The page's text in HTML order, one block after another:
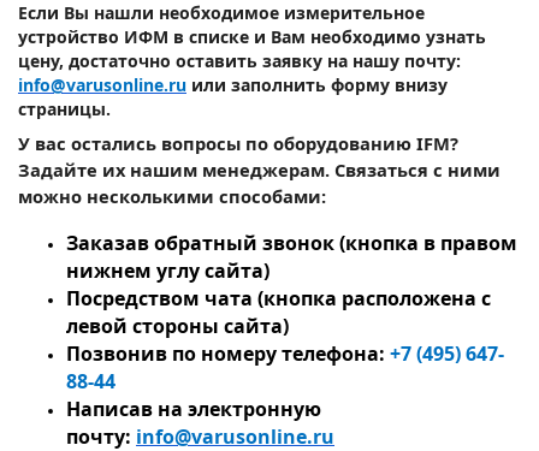
Если Вы нашли необходимое измерительное
устройство ИФМ в списке и Вам необходимо узнать
цену, достаточно оставить заявку на нашу почту:
info@varusonline.ru или заполнить форму внизу
страницы.
У вас остались вопросы по оборудованию IFM?
Задайте их нашим менеджерам. Связаться с ними
можно несколькими способами:
Заказав обратный звонок (кнопка в правом
нижнем углу сайта)
Посредством чата (кнопка расположена с
левой стороны сайта)
Позвонив по номеру телефона: +7 (495) 647-
88-44
Написав на электронную
почту: info@varusonline.ru